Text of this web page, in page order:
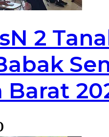
2
Barat